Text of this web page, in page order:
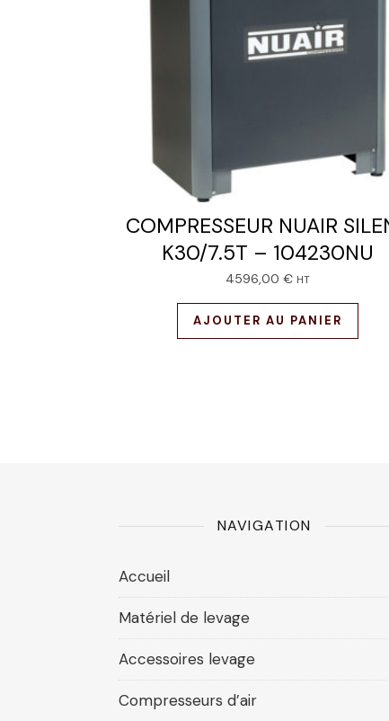
COMPRESSEUR NUAIR
K30/7.5T – 104230NU
4596,00€ HT
AJOUTER AU PANIER
NAVIGATION
Accueil
Matériel de levage
Accessoires levage
Compresseurs d’air